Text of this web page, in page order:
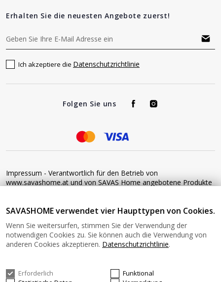
Erhalten Sie die neuesten Angebote zuerst!
Ich akzeptiere die Datenschutzrichtlinie
Folgen Sie uns
Impressum - Verantwortlich für den Betrieb von
www.savashome.at und von SAVAS Home angebotene Produkte
senden Sie keine Waren ohne vorherige Bestätigung an diese
diesem Link: https://www.savashome.at/rueckgabebedingungen-
fuer-waren Gerne können Sie sich mit uns in Verbindung setzen:
Montag − Freitag: 08:00−16:00 Uhr E-Mail: Info@savashome.at
© 2026 SAVASHOME Alle Rechte vorbehalten.
SAVASHOME verwendet vier Haupttypen von Cookies.
Wenn Sie weitersurfen, stimmen Sie der Verwendung der
notwendigen Cookies zu. Sie können auch die Verwendung von
anderen Cookies akzeptieren. Datenschutzrichtlinie.
Erforderlich
Funktional